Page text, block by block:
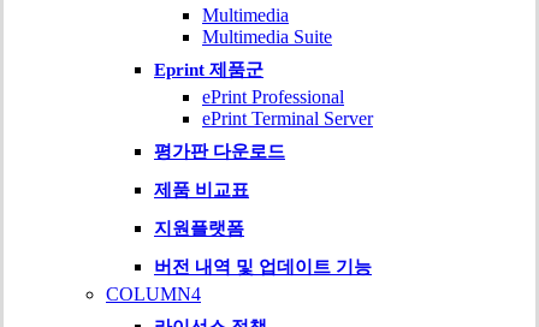
Multimedia
Multimedia Suite
Eprint 제품군
ePrint Professional
ePrint Terminal Server
평가판 다운로드
제품 비교표
지원플랫폼
버전 내역 및 업데이트 기능
COLUMN4